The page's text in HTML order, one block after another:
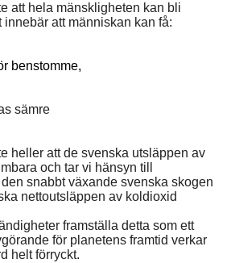
att hela mänskligheten kan bli
att människan kan få:
benstomme,
sämre
heller att de svenska utsläppen av
och tar vi hänsyn till
snabbt växande svenska skogen
nettoutsläppen av koldioxid
framställa detta som ett
för planetens framtid verkar
helt förryckt.